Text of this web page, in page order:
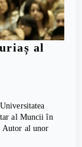
al
al Muncii în
Autor al unor